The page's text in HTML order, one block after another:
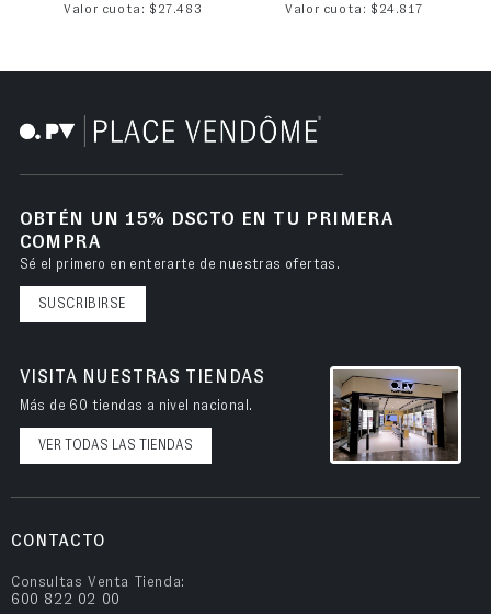
Valor cuota: $27.483
Valor cuota: $24.817
OBTÉN UN 15% DSCTO EN TU PRIMERA
COMPRA
Sé el primero en enterarte de nuestras ofertas.
SUSCRIBIRSE
VISITA NUESTRAS TIENDAS
Más de 60 tiendas a nivel nacional.
VER TODAS LAS TIENDAS
CONTACTO
Consultas Venta Tienda:
600 822 02 00